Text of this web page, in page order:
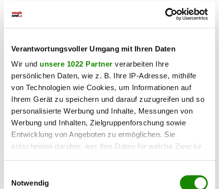
Verantwortungsvoller Umgang mit Ihren Daten
Wir und unsere 1022 Partner verarbeiten Ihre
persönlichen Daten, wie z. B. Ihre IP-Adresse, mithilfe
von Technologien wie Cookies, um Informationen auf
Ihrem Gerät zu speichern und darauf zuzugreifen und so
personalisierte Werbung und Inhalte, Messungen von
Werbung und Inhalten, Zielgruppenforschung sowie
Entwicklung von Angeboten zu ermöglichen. Sie
entscheiden darüber, wer Ihre Daten für welche Zwecke
Trigger Symbol ändern oder widerrufen
Notwendig
greifbar. Sie findet in vermeintlich „funktionierenden“
Haushalten statt und wird nach außen oft mit schöner
Fassade und Fleiß überdeckt. Die Therapeut:innen sind sich
wiederholen sich überall.“
Hinschauen statt wegsehen.
Auch in Ausbildungseinrichtungen – von Pädagogik bis
Medizin – wird das Thema oft nur am Rande behandelt.
Dabei sind Lehrer:innen, Ärzt:innen, Sozialarbeiter:innen oft
die Ersten, die Hinweise bekommen. Hier braucht es
Sensibilisierung, klare Handlungswege und unterstützende
müssen sie erkennen und wirksam stoppen. Der Appell ist